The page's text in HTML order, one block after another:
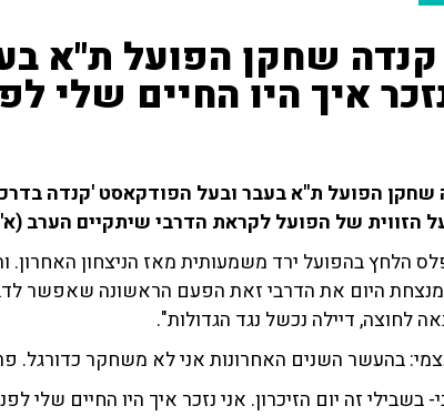
קנדה שחקן הפועל ת"א
איך היו החיים שלי
שחקן הפועל ת"א בעבר ובעל הפודקאסט 'קנדה
הלחץ בהפועל ירד משמעותית מאז הניצחון האחרון.
היום את הדרבי זאת הפעם הראשונה שאפשר
לחוצה, דיילה נכשל נגד הגדולות".
בהעשר השנים האחרונות אני לא משחקר כדורגל.
בשבילי זה יום הזיכרון. אני נזכר איך היו החיים שלי